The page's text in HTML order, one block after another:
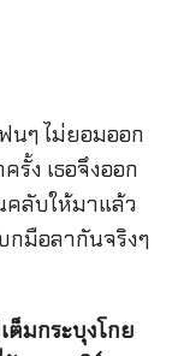
นๆ ไม่ยอมออก
รั้ง เธอจึงออก
คลับให้มาแล้ว
มือลากันจริงๆ
ต็มกระบุงโกย